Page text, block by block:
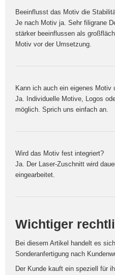
Beeinflusst das Motiv die
Je nach Motiv ja. Sehr filigrane
stärker beeinflussen als
Motiv vor der Umsetzung.
Kann ich auch ein eigenes Motiv
Ja. Individuelle Motive, Logos
möglich. Sprich uns einfach an.
Wird das Motiv fest integriert?
Ja. Der Laser-Zuschnitt wird
eingearbeitet.
Wichtiger
Bei diesem Artikel handelt es
Sonderanfertigung nach
Der Kunde kauft ein speziell für